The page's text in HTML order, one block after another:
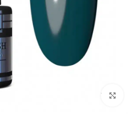
לחץ להגדלת התמונה